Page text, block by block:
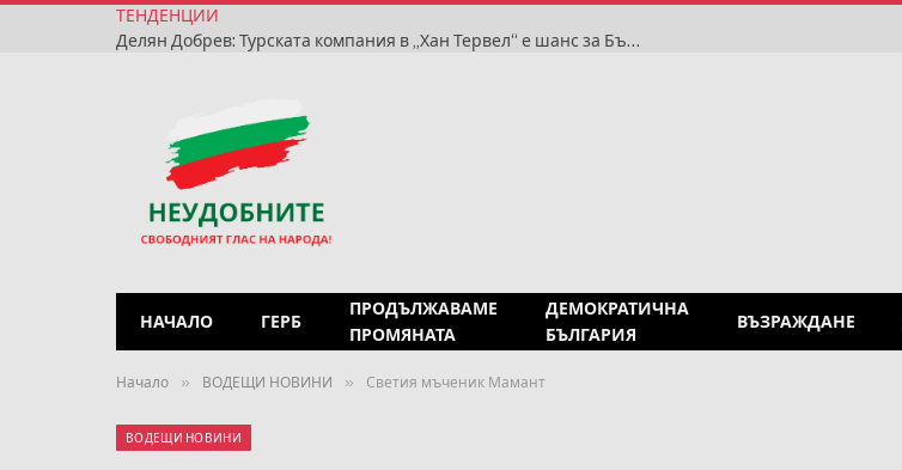
ТЕНДЕНЦИИ
Делян Добрев: Турската компания в „Хан Тервел“ е шанс за България, а не подарък
НАЧАЛО ГЕРБ
ПРОДЪЛЖАВАМЕ
ПРОМЯНАТА
ДЕМОКРАТИЧНА
БЪЛГАРИЯ
ВЪЗРАЖДАНЕ
Начало » ВОДЕЩИ НОВИНИ » Светия мъченик Мамант
ВОДЕЩИ НОВИНИ